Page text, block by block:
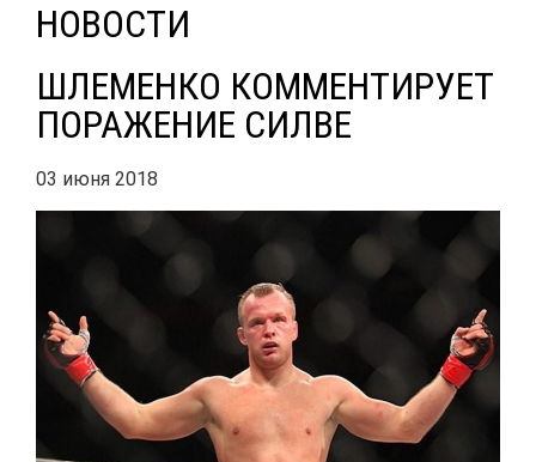
НОВОСТИ
ШЛЕМЕНКО КОММЕНТИРУЕТ
ПОРАЖЕНИЕ СИЛВЕ
03 июня 2018